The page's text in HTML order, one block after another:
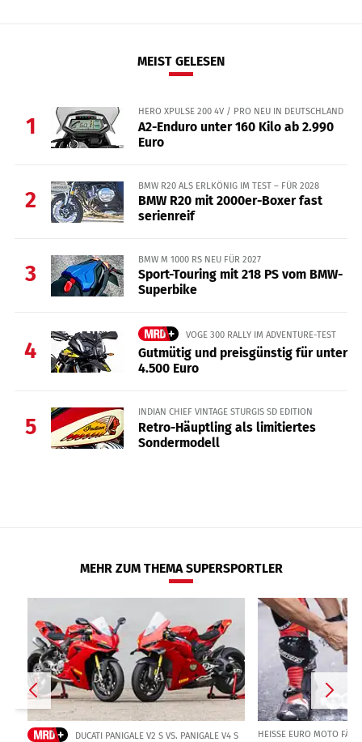
MEIST GELESEN
1
HERO XPULSE 200 4V / PRO NEU IN DEUTSCHLAND
A2-Enduro unter 160 Kilo ab 2.990
Euro
2
BMW R20 ALS ERLKÖNIG IM TEST – FÜR 2028
BMW R20 mit 2000er-Boxer fast
serienreif
3
BMW M 1000 RS NEU FÜR 2027
Sport-Touring mit 218 PS vom BMW-
Superbike
4
VOGE 300 RALLY IM ADVENTURE-TEST
Gutmütig und preisgünstig für unter
4.500 Euro
5
INDIAN CHIEF VINTAGE STURGIS SD EDITION
Retro-Häuptling als limitiertes
Sondermodell
MEHR ZUM THEMA SUPERSPORTLER
DUCATI PANIGALE V2 S VS. PANIGALE V4 S
HEISSE EURO MOTO